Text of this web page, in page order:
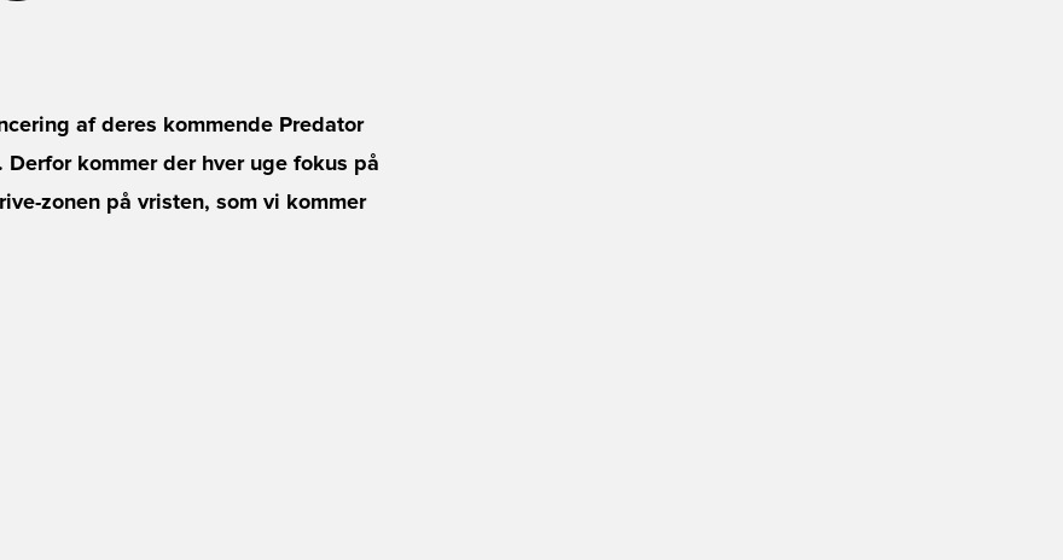
af deres kommende Predator
kommer der hver uge fokus på
zonen på vristen, som vi kommer